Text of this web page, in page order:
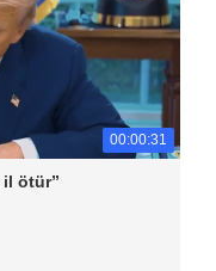
00:00:31
ötür”